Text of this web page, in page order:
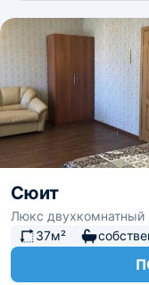
Сюит
Люкс двухкомнатный
37м²